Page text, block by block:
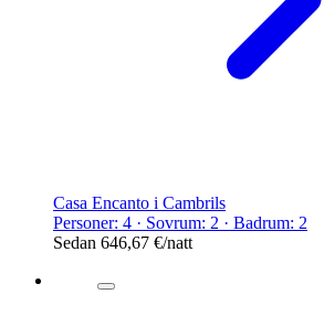
Casa Encanto i Cambrils
Personer: 4 · Sovrum: 2 · Badrum: 2
Sedan 646,67 €/natt